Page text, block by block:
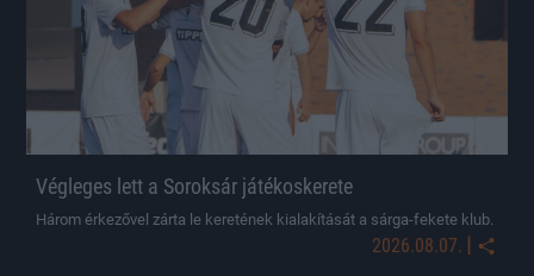
Végleges lett a Soroksár játékoskerete
Három érkezővel zárta le keretének kialakítását a sárga-fekete klub.
2026.08.07. |